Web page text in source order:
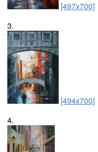
[497x700]
3.
[494x700]
4.